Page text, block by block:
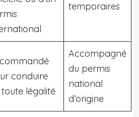
temporaires
conduire
légalité
Accompagné
du permis
national
d’origine